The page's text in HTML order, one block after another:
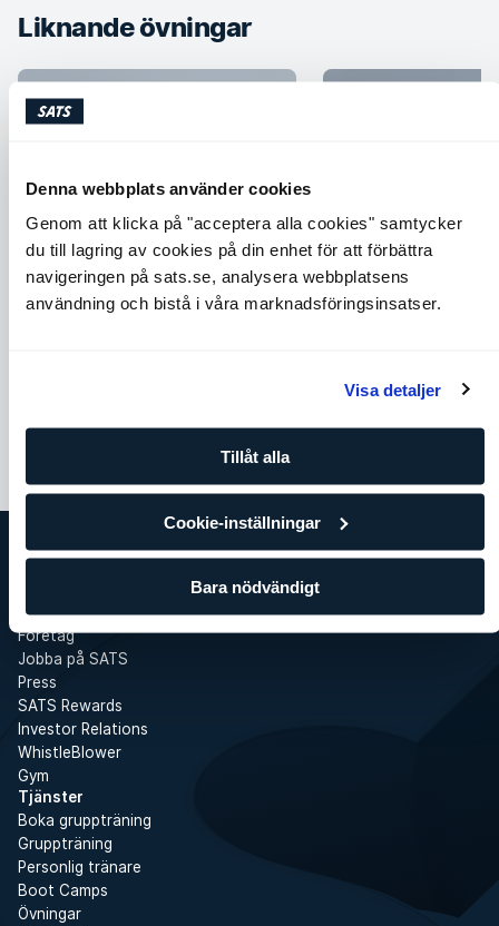
Denna webbplats använder cookies
Genom att klicka på "acceptera alla cookies" samtycker
du till lagring av cookies på din enhet för att förbättra
navigeringen på sats.se, analysera webbplatsens
användning och bistå i våra marknadsföringsinsatser.
Visa detaljer
Tillåt alla
Cookie-inställningar
Bara nödvändigt
Liknande övningar
Cobra Around the world
Det här är SATS
Företag
Jobba på SATS
Press
SATS Rewards
Investor Relations
WhistleBlower
Gym
Tjänster
Boka gruppträning
Gruppträning
Personlig tränare
Boot Camps
Övningar